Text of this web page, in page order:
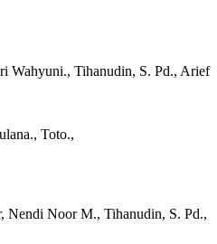
Wahyuni., Tihanudin, S. Pd., Arief
Toto.,
Nendi Noor M., Tihanudin, S. Pd.,